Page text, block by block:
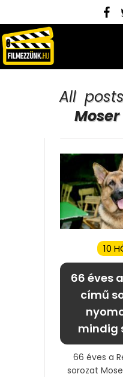
All
10
66 éves
című
mindig
66 éves a
sorozat